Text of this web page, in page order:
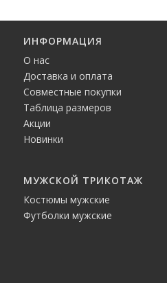
ИНФОРМАЦИЯ
О нас
Доставка и оплата
Совместные покупки
Таблица размеров
Акции
Новинки
МУЖСКОЙ ТРИКОТАЖ
Костюмы мужские
Футболки мужские